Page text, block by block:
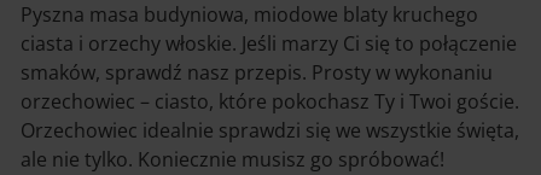
Pyszna masa budyniowa, miodowe blaty kruchego
ciasta i orzechy włoskie. Jeśli marzy Ci się to połączenie
smaków, sprawdź nasz przepis. Prosty w wykonaniu
orzechowiec – ciasto, które pokochasz Ty i Twoi goście.
Orzechowiec idealnie sprawdzi się we wszystkie święta,
ale nie tylko. Koniecznie musisz go spróbować!